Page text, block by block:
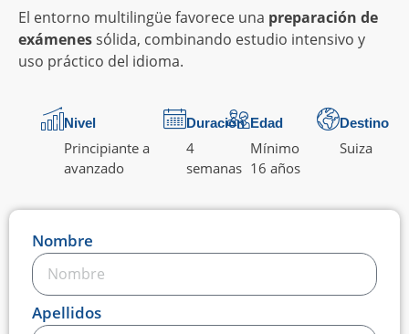
El entorno multilingüe favorece una preparación de
exámenessólida, combinando estudio intensivo y
uso práctico del idioma.
Nivel
Principiante a
avanzado
Duración
4
semanas
Edad
Mínimo
16 años
Destino
Suiza
Nombre
Apellidos